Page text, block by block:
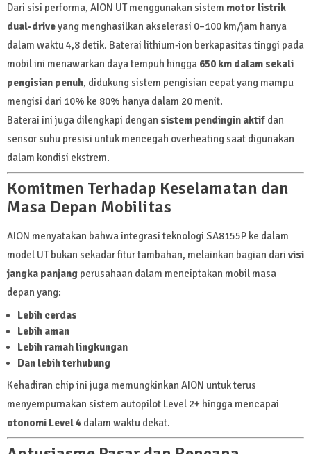
Dari sisi performa, AION UT menggunakan sistem motor listrik
dual-driveyang menghasilkan akselerasi 0–100 km/jam hanya
dalam waktu 4,8 detik. Baterai lithium-ion berkapasitas tinggi pada
mobil ini menawarkan daya tempuh hingga 650 km dalam sekali
pengisian penuh, didukung sistem pengisian cepat yang mampu
mengisi dari 10% ke 80% hanya dalam 20 menit.
Baterai ini juga dilengkapi dengan sistem pendingin aktif dan
sensor suhu presisi untuk mencegah overheating saat digunakan
dalam kondisi ekstrem.
Komitmen Terhadap Keselamatan dan
Masa Depan Mobilitas
AION menyatakan bahwa integrasi teknologi SA8155P ke dalam
model UT bukan sekadar fitur tambahan, melainkan bagian dari visi
jangka panjang perusahaan dalam menciptakan mobil masa
depan yang:
Lebih cerdas
Lebih aman
Lebih ramah lingkungan
Dan lebih terhubung
Kehadiran chip ini juga memungkinkan AION untuk terus
menyempurnakan sistem autopilot Level 2+ hingga mencapai
otonomi Level 4 dalam waktu dekat.